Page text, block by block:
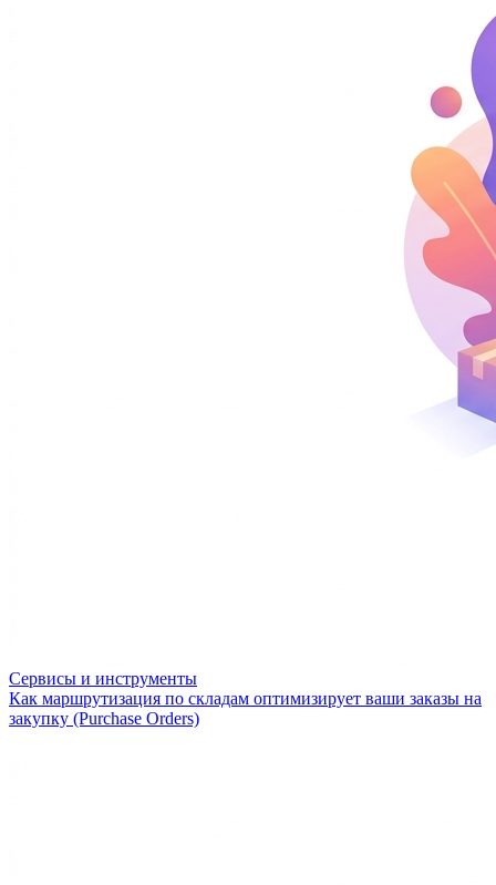
Сервисы и инструменты
Как маршрутизация по складам оптимизирует ваши заказы на
закупку (Purchase Orders)